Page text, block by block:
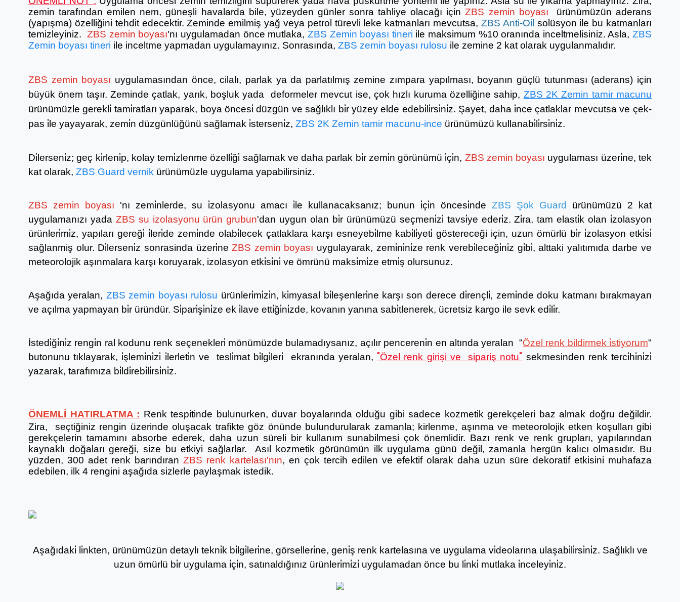
zemin tarafından emilen nem, güneşli havalarda bile, yüzeyden günler sonra tahliye olacağı içinZBS zemin boyası
ürünümüzün aderans
(yapışma) özelliğini tehdit edecektir. Zeminde emilmiş yağ veya petrol türevli leke katmanları mevcutsa, ZBS Anti-Oil solüsyon ile bu katmanları
temizleyiniz.ZBS zemin boyası'nı uygulamadan önce mutlaka, ZBS Zemin boyası tineri ile maksimum %10 oranında inceltmelisiniz. Asla,ZBS
Zemin boyası tineri ile inceltme yapmadan uygulamayınız. Sonrasında, ZBS zemin boyası rulosu ile zemine 2 kat olarak uygulanmalıdır.
ZBS zemin boyası uygulamasından önce, cilalı, parlak ya da parlatılmış zemine zımpara yapılması, boyanın güçlü tutunması (aderans) için
büyük önem taşır. Zeminde çatlak, yarık, boşluk yada deformeler mevcut ise, çok hızlı kuruma özelliğine sahip, ZBS 2K Zemin tamir macunu
ürünümüzle gerekli̇ tami̇ratları yaparak, boya öncesi̇ düzgün ve sağlıklı bi̇r yüzey elde edebi̇li̇rsi̇ni̇z. Şayet, daha i̇nce çatlaklar mevcutsa ve çek-
pas i̇le yayayarak, zemi̇n düzgünlüğünü sağlamak i̇sterseni̇z, ZBS 2K Zemin tamir macunu-ince ürünümüzü kullanabi̇li̇rsi̇ni̇z.
Di̇lerseni̇z; geç ki̇rleni̇p, kolay temi̇zlenme özelli̇ği̇ sağlamak ve daha parlak bi̇r zemi̇n görünümü i̇çi̇n, ZBS zemin boyası uygulaması üzeri̇ne, tek
kat olarak, ZBS Guard vernik ürünümüzle uygulama yapabilirsiniz.
ZBS zemin boyası 'nı zemi̇nlerde, su i̇zolasyonu amacı i̇le kullanacaksanız; bunun i̇çi̇n öncesi̇nde ZBS Şok Guard
ürünümüzü 2 kat
uygulamanızı yada ZBS su izolasyonu ürün grubun'dan uygun olan bi̇r ürünümüzü seçmeni̇zi̇ tavsi̇ye ederi̇z. Zi̇ra, tam elasti̇k olan i̇zolasyon
ürünleri̇mi̇z, yapıları gereği̇ i̇leri̇de zemi̇nde olabi̇lecek çatlaklara karşı esneyebi̇lme kabi̇li̇yeti̇ göstereceği için, uzun ömürlü bi̇r i̇zolasyon etki̇si̇
sağlanmiş olur. Di̇lerseni̇z sonrasinda üzeri̇neZBS zemin boyası uygulayarak, zemi̇ni̇ni̇ze renk verebi̇leceği̇ni̇z gi̇bi̇, alttaki yalıtımıda darbe ve
meteorolojik aşınmalara karşı koruyarak, izolasyon etki̇si̇ni̇ ve ömrünü maksi̇mi̇ze etmi̇ş olursunuz.
Aşağıda yeralan, ZBS zemin boyası rulosu ürünleri̇mi̇zi̇n, ki̇myasal bi̇leşenleri̇ne karşı son derece di̇rençli̇, zemi̇nde doku katmanı bırakmayan
ve açılma yapmayan bi̇r üründür. Si̇pari̇şi̇ni̇ze ek i̇lave etti̇ği̇ni̇zde, kovanın yanına sabi̇tlenerek, ücretsiz kargo ile sevk edi̇li̇r.
İstedi̇ği̇ni̇z rengi̇n ral kodunu renk seçenekleri̇ mönümüzde bulamadıysanız, açılır pencereni̇n en altında yeralan "Özel renk bildirmek i̇stiyorum"
butonunu tıklayarak, i̇şlemi̇ni̇zi̇ i̇lerleti̇n ve tesli̇mat bi̇lgi̇leri̇ ekranında yeralan, "Özel renk girişi ve sipariş notu" sekmesinden renk terci̇hi̇ni̇zi̇
yazarak, tarafımıza bi̇ldi̇rebi̇li̇rsi̇ni̇z.
ÖNEMLİ HATIRLATMA : Renk tespitinde bulunurken, duvar boyalarında olduğu gibi sadece kozmetik gerekçeleri baz almak doğru değildir.
Zira, seçtiğiniz rengin üzerinde oluşacak trafikte göz önünde bulundurularak zamanla; kirlenme, aşınma ve meteorolojik etken koşulları gibi
gerekçelerin tamamını absorbe ederek, daha uzun süreli bir kullanım sunabilmesi çok önemlidir. Bazı renk ve renk grupları, yapılarından
kaynaklı doğaları gereği, size bu etkiyi sağlarlar. Asıl kozmetik görünümün ilk uygulama günü değil, zamanla hergün kalıcı olmasıdır. Bu
yüzden, 300 adet renk barındıran ZBS renk kartelası'nın, en çok tercih edilen ve efektif olarak daha uzun süre dekoratif etkisini muhafaza
edebilen, ilk 4 rengini aşağıda sizlerle paylaşmak istedik.
Aşağıdaki̇ li̇nkten, ürünümüzün detaylı tekni̇k bi̇lgi̇leri̇ne, görselleri̇ne, geni̇ş renk kartelasına ve uygulama vi̇deolarına ulaşabi̇li̇rsi̇ni̇z. Sağlıklı ve
uzun ömürlü bi̇r uygulama i̇çi̇n, satınaldığınız ürünleri̇mi̇zi̇ uygulamadan önce bu li̇nki̇ mutlaka i̇nceleyi̇ni̇z.